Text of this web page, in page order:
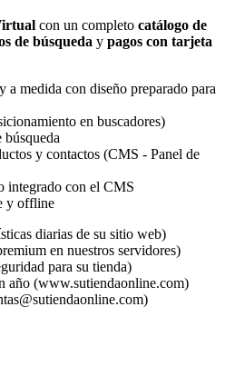
con un completo catálogo de
de búsqueda y pagos con tarjeta
a medida con diseño preparado para
en buscadores)
y contactos (CMS - Panel de
integrado con el CMS
y offline
diarias de su sitio web)
en nuestros servidores)
para su tienda)
año (www.sutiendaonline.com)